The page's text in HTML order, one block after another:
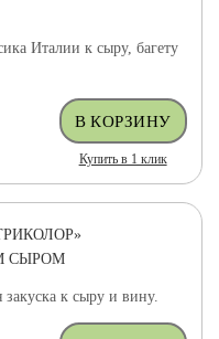
Италии к сыру, багету
Купить в 1 клик
СЫРОМ
к сыру и вину.